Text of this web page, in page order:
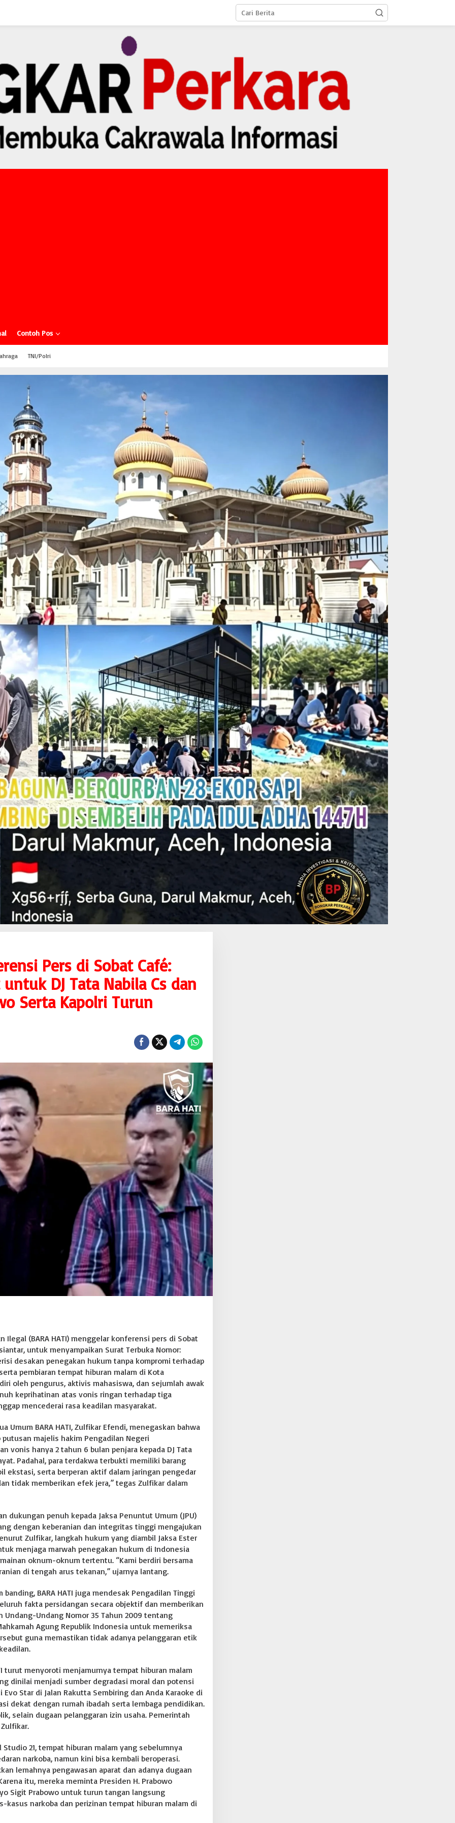
Contoh Pos
TNI/Polri
Pers di Sobat Café:
DJ Tata Nabila Cs dan
Serta Kapolri Turun
Ilegal (BARA HATI) menggelar konferensi pers di Sobat
untuk menyampaikan Surat Terbuka Nomor:
desakan penegakan hukum tanpa kompromi terhadap
pembiaran tempat hiburan malam di Kota
oleh pengurus, aktivis mahasiswa, dan sejumlah awak
keprihatinan atas vonis ringan terhadap tiga
mencederai rasa keadilan masyarakat.
Umum BARA HATI, Zulfikar Efendi, menegaskan bahwa
majelis hakim Pengadilan Negeri
vonis hanya 2 tahun 6 bulan penjara kepada DJ Tata
Padahal, para terdakwa terbukti memiliki barang
ekstasi, serta berperan aktif dalam jaringan pengedar
tidak memberikan efek jera,” tegas Zulfikar dalam
dukungan penuh kepada Jaksa Penuntut Umum (JPU)
dengan keberanian dan integritas tinggi mengajukan
Zulfikar, langkah hukum yang diambil Jaksa Ester
menjaga marwah penegakan hukum di Indonesia
oknum-oknum tertentu. “Kami berdiri bersama
di tengah arus tekanan,” ujarnya lantang.
BARA HATI juga mendesak Pengadilan Tinggi
fakta persidangan secara objektif dan memberikan
Undang Nomor 35 Tahun 2009 tentang
Agung Republik Indonesia untuk memeriksa
guna memastikan tidak adanya pelanggaran etik
turut menyoroti menjamurnya tempat hiburan malam
dinilai menjadi sumber degradasi moral dan potensi
Star di Jalan Rakutta Sembiring dan Anda Karaoke di
dekat dengan rumah ibadah serta lembaga pendidikan.
selain dugaan pelanggaran izin usaha. Pemerintah
Studio 21, tempat hiburan malam yang sebelumnya
narkoba, namun kini bisa kembali beroperasi.
lemahnya pengawasan aparat dan adanya dugaan
itu, mereka meminta Presiden H. Prabowo
Sigit Prabowo untuk turun tangan langsung
kasus narkoba dan perizinan tempat hiburan malam di